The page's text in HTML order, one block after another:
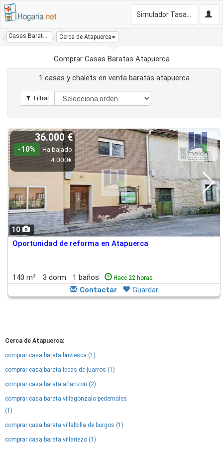
Casas Baratas Atapuerca Cerca de Atapuerca
Comprar Casas Baratas Atapuerca
1 casas y chalets en venta baratas atapuerca
10
36.000 €
-10%
Ha bajado
4.000€
Oportunidad de reforma en Atapuerca
140 m² 3 dorm. 1 baños Hace 22 horas
Contactar Guardar
Cerca de Atapuerca:
comprar casa barata briviesca (1)
comprar casa barata ibeas de juarros (1)
comprar casa barata arlanzon (2)
comprar casa barata villagonzalo pedernales
(1)
comprar casa barata villalbilla de burgos (1)
comprar casa barata villariezo (1)